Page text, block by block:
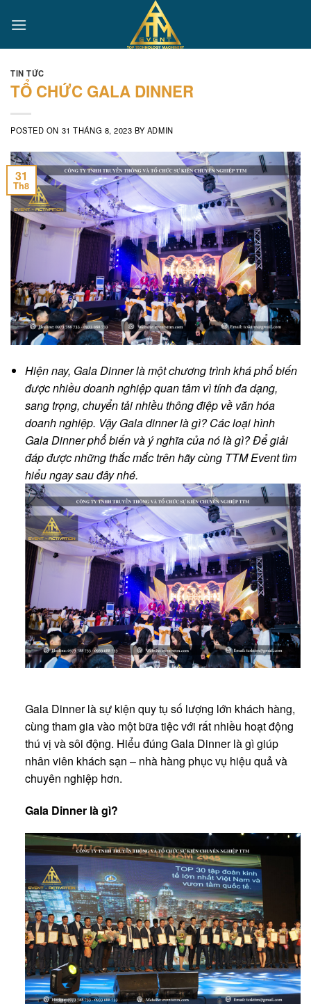
TIN TỨC
TỔ CHỨC GALA DINNER
POSTED ON 31 THÁNG 8, 2023 BYADMIN
31
Th8
Hiện nay, Gala Dinner là một chương trình khá phổ biến
được nhiều doanh nghiệp quan tâm vì tính đa dạng,
sang trọng, chuyển tải nhiều thông điệp về văn hóa
doanh nghiệp. Vậy Gala dinner là gì? Các loại hình
Gala Dinner phổ biến và ý nghĩa của nó là gì? Để giải
đáp được những thắc mắc trên hãy cùng TTM Event tìm
hiểu ngay sau đây nhé.
Gala Dinner là sự kiện quy tụ số lượng lớn khách hàng,
cùng tham gia vào một bữa tiệc với rất nhiều hoạt động
thú vị và sôi động. Hiểu đúng Gala Dinner là gì giúp
nhân viên khách sạn – nhà hàng phục vụ hiệu quả và
chuyên nghiệp hơn.
Gala Dinner là gì?